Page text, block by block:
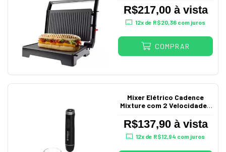
R$217,00 à vista
12x de R$20,36 com juros
COMPRAR
Mixer Elétrico Cadence
Mixture com 2 Velocidades
R$137,90 à vista
12x de R$12,94 com juros